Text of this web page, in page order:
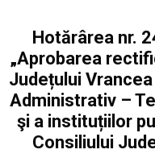
Hotărârea nr.
„Aprobarea
Județului
Administrativ –
şi a instituțiilor
Consiliului